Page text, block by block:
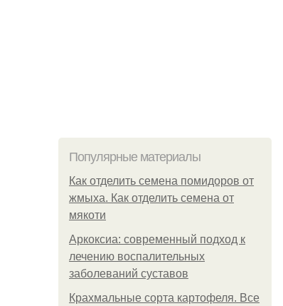
Популярные материалы
Как отделить семена помидоров от
жмыха. Как отделить семена от
мякоти
Аркоксиа: современный подход к
лечению воспалительных
заболеваний суставов
Крахмальные сорта картофеля. Все